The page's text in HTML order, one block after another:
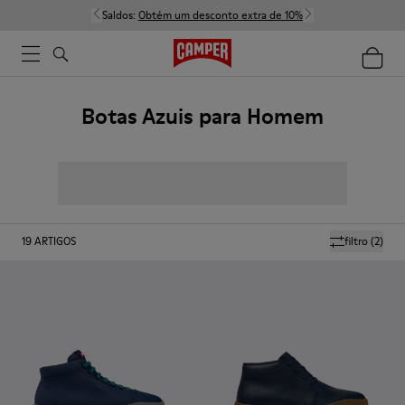
Saldos: Obtém um desconto extra de 10%
Botas Azuis para Homem
filtro(2)
19ARTIGOS